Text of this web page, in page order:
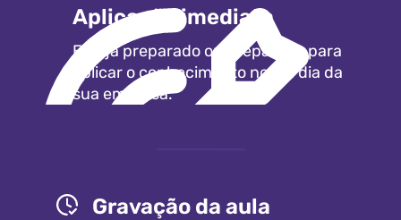
Aplicação imediata
Esteja preparado ou preparada para
aplicar o conhecimento no dia dia da
sua empresa.
Gravação da aula